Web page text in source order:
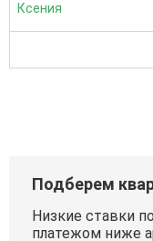
Ксения
Подберем
Низкие ставки
платежом ниже